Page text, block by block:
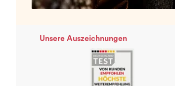
Unsere Auszeichnungen